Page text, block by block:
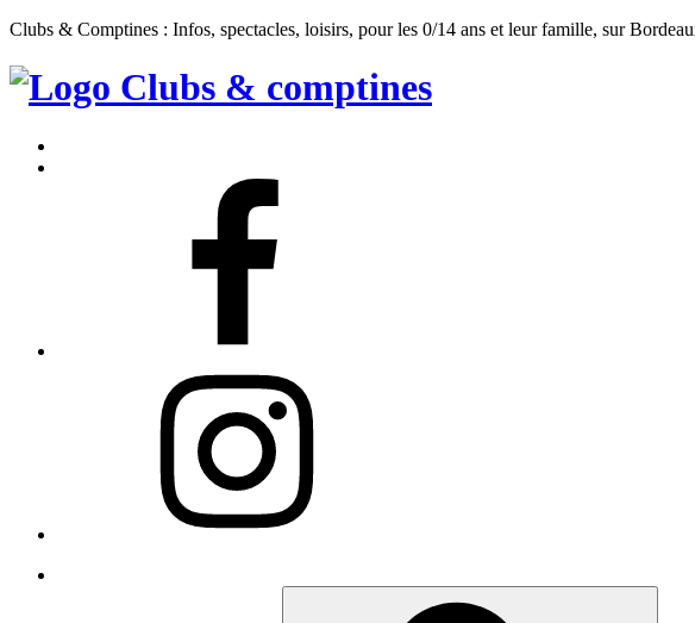
Clubs & Comptines : Infos, spectacles, loisirs, pour les 0/14 ans et leur famille, sur
Clubs
Comptines